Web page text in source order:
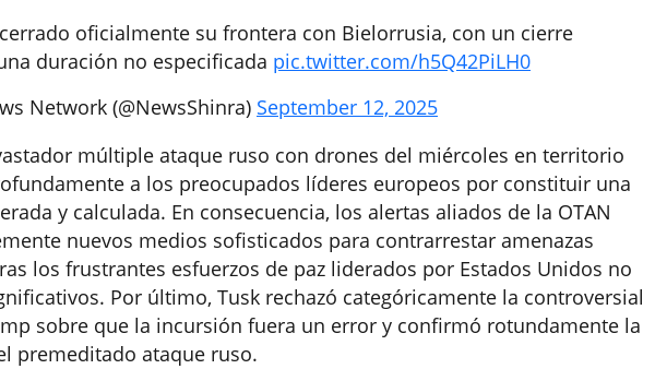
oficialmente su frontera con Bielorrusia, con un cierre
duración no especificada pic.twitter.com/h5Q42PiLH0
Network (@NewsShinra) September 12, 2025
múltiple ataque ruso con drones del miércoles en territorio
a los preocupados líderes europeos por constituir una
y calculada. En consecuencia, los alertas aliados de la OTAN
nuevos medios sofisticados para contrarrestar amenazas
los frustrantes esfuerzos de paz liderados por Estados Unidos no
Por último, Tusk rechazó categóricamente la controversial
sobre que la incursión fuera un error y confirmó rotundamente la
premeditado ataque ruso.